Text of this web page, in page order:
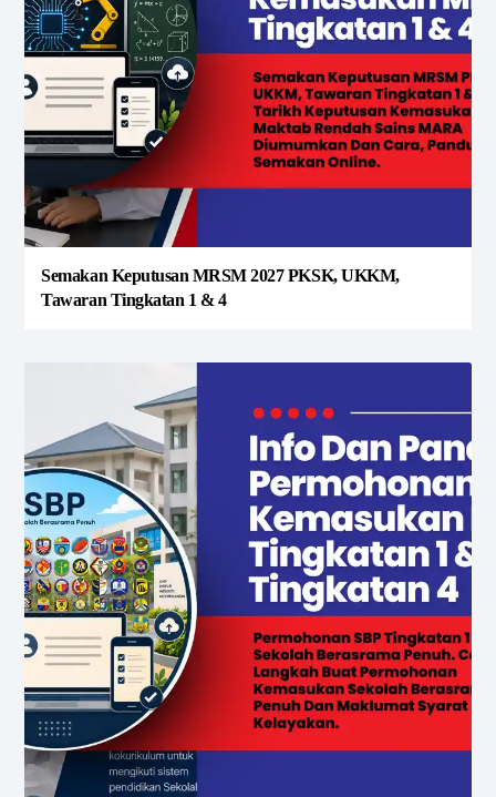
Semakan Keputusan MRSM 2027 PKSK, UKKM,
Tawaran Tingkatan 1 & 4